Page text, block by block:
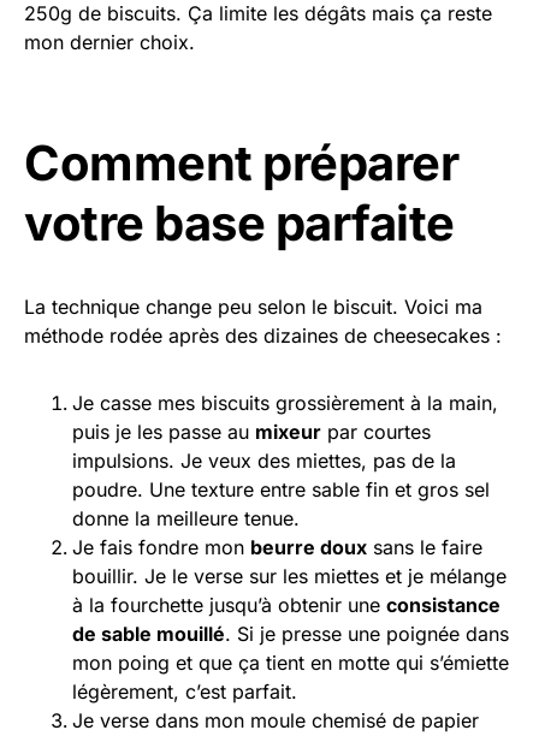
250g de biscuits. Ça limite les dégâts mais ça reste
mon dernier choix.
Comment préparer
votre base parfaite
La technique change peu selon le biscuit. Voici ma
méthode rodée après des dizaines de cheesecakes :
Je casse mes biscuits grossièrement à la main,
puis je les passe au mixeur par courtes
impulsions. Je veux des miettes, pas de la
poudre. Une texture entre sable fin et gros sel
donne la meilleure tenue.
Je fais fondre mon beurre doux sans le faire
bouillir. Je le verse sur les miettes et je mélange
à la fourchette jusqu’à obtenir une consistance
de sable mouillé. Si je presse une poignée dans
mon poing et que ça tient en motte qui s’émiette
légèrement, c’est parfait.
Je verse dans mon moule chemisé de papier